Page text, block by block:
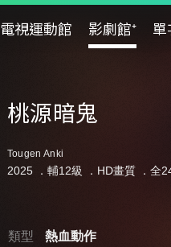
電視運動館 影劇館⁺
桃源暗鬼
Tougen Anki
2025 ． 輔12級 ．HD畫質 ．全
類型
熱血動作